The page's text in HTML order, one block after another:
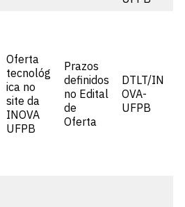
Oferta
tecnológ
ica no
site da
INOVA
UFPB
Prazos
definidos
no Edital
de
Oferta
DTLT/IN
OVA-
UFPB